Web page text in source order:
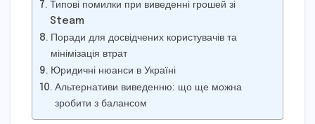
Типові помилки при виведенні грошей зі
Steam
Поради для досвідчених користувачів та
мінімізація втрат
Юридичні нюанси в Україні
Альтернативи виведенню: що ще можна
зробити з балансом